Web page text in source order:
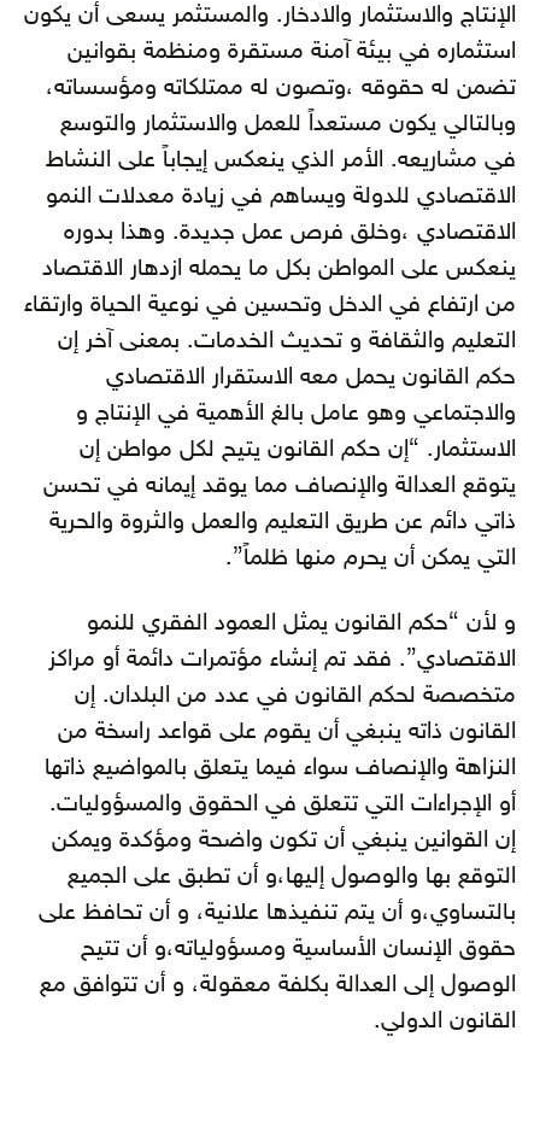
الإنتاج والاستثمار والادخار. والمستثمر يسعى أن يكون
استثماره في بيئة آمنة مستقرة ومنظمة بقوانين
تضمن له حقوقه ،وتصون له ممتلكاته ومؤسساته،
وبالتالي يكون مستعداً للعمل والاستثمار والتوسع
في مشاريعه. الأمر الذي ينعكس إيجاباً على النشاط
الاقتصادي للدولة ويساهم في زيادة معدلات النمو
الاقتصادي ،وخلق فرص عمل جديدة. وهذا بدوره
ينعكس على المواطن بكل ما يحمله ازدهار الاقتصاد
من ارتفاع في الدخل وتحسين في نوعية الحياة وارتقاء
التعليم والثقافة و تحديث الخدمات. بمعنى آخر إن
حكم القانون يحمل معه الاستقرار الاقتصادي
والاجتماعي وهو عامل بالغ الأهمية في الإنتاج و
الاستثمار. “إن حكم القانون يتيح لكل مواطن إن
يتوقع العدالة والإنصاف مما يوقد إيمانه في تحسن
ذاتي دائم عن طريق التعليم والعمل والثروة والحرية
التي يمكن أن يحرم منها ظلماً”.
و لأن “حكم القانون يمثل العمود الفقري للنمو
الاقتصادي”. فقد تم إنشاء مؤتمرات دائمة أو مراكز
متخصصة لحكم القانون في عدد من البلدان. إن
القانون ذاته ينبغي أن يقوم على قواعد راسخة من
النزاهة والإنصاف سواء فيما يتعلق بالمواضيع ذاتها
أو الإجراءات التي تتعلق في الحقوق والمسؤوليات.
إن القوانين ينبغي أن تكون واضحة ومؤكدة ويمكن
التوقع بها والوصول إليها،و أن تطبق على الجميع
بالتساوي،و أن يتم تنفيذها علانية، و أن تحافظ على
حقوق الإنسان الأساسية ومسؤولياته،و أن تتيح
الوصول إلى العدالة بكلفة معقولة، و أن تتوافق مع
القانون الدولي.